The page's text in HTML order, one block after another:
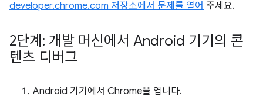
developer.chrome.com 저장소에서 문제를 열어 주세요.
2단계: 개발 머신에서 Android 기기의 콘
텐츠 디버그
Android 기기에서 Chrome을 엽니다.